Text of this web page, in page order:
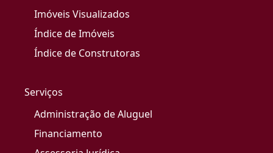
Imóveis Visualizados
Índice de Imóveis
Índice de Construtoras
Serviços
Administração de Aluguel
Financiamento